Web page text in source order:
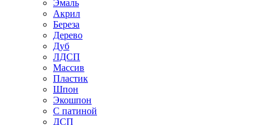
Эмаль
Акрил
Береза
Дерево
Дуб
ЛДСП
Массив
Пластик
Шпон
Экошпон
С патиной
ДСП